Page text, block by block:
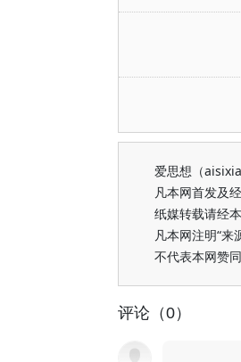
爱思想（
凡本网首发及
纸媒转载请经
凡本网注明“
不代表本网赞
评论（0）